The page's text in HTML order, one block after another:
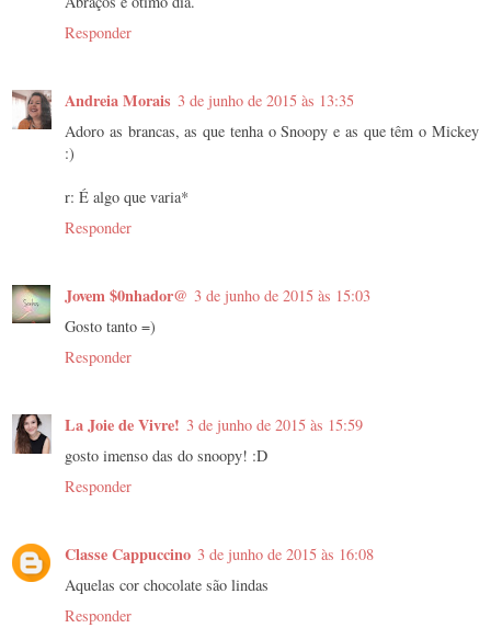
Responder
Andreia Morais 3 de junho de 2015 às 13:35
Adoro as brancas, as que tenha o Snoopy e as que têm o Mickey
:)
r: É algo que varia*
Responder
Jovem $0nhador@ 3 de junho de 2015 às 15:03
Gosto tanto =)
Responder
La Joie de Vivre! 3 de junho de 2015 às 15:59
gosto imenso das do snoopy! :D
Responder
Classe Cappuccino 3 de junho de 2015 às 16:08
Aquelas cor chocolate são lindas
Responder